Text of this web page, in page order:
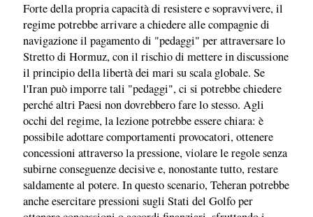
Forte della propria capacità di resistere e sopravvivere, il
regime potrebbe arrivare a chiedere alle compagnie di
navigazione il pagamento di "pedaggi" per attraversare lo
Stretto di Hormuz, con il rischio di mettere in discussione
il principio della libertà dei mari su scala globale. Se
l'Iran può imporre tali "pedaggi", ci si potrebbe chiedere
perché altri Paesi non dovrebbero fare lo stesso. Agli
occhi del regime, la lezione potrebbe essere chiara: è
possibile adottare comportamenti provocatori, ottenere
concessioni attraverso la pressione, violare le regole senza
subirne conseguenze decisive e, nonostante tutto, restare
saldamente al potere. In questo scenario, Teheran potrebbe
anche esercitare pressioni sugli Stati del Golfo per